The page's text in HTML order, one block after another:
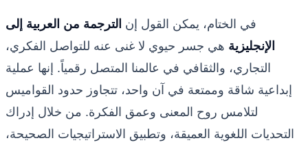
في الختام، يمكن القول إن الترجمة من العربية إلى
الإنجليزية هي جسر حيوي لا غنى عنه للتواصل الفكري،
التجاري، والثقافي في عالمنا المتصل رقمياً. إنها عملية
إبداعية شاقة وممتعة في آن واحد، تتجاوز حدود القواميس
لتلامس روح المعنى وعمق الفكرة. من خلال إدراك
التحديات اللغوية العميقة، وتطبيق الاستراتيجيات الصحيحة،